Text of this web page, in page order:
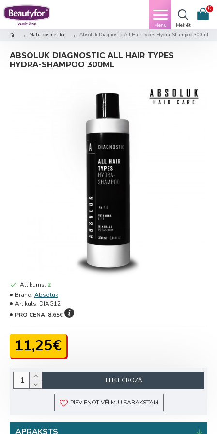
0
Matu kosmētika Absoluk Diagnostic All Hair Types Hydra-Shampoo 300ml
ABSOLUK DIAGNOSTIC ALL HAIR TYPES
HYDRA-SHAMPOO 300ML
11,25€
Atlikums: 2
Brand: Absoluk
Artikuls: DIAG12
PRO CENA: 8,65€
IELIKT GROZĀ
PIEVIENOT VĒLMJU SARAKSTAM
APRAKSTS